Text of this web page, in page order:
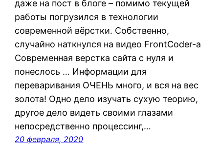
даже на пост в блоге – помимо текущей
работы погрузился в технологии
современной вёрстки. Собственно,
случайно наткнулся на видео FrontCoder-a
Современная верстка сайта с нуля и
понеслось … Информации для
переваривания ОЧЕНЬ много, и вся на вес
золота! Одно дело изучать сухую теорию,
другое дело видеть своими глазами
непосредственно процессинг,…
20 февраля, 2020